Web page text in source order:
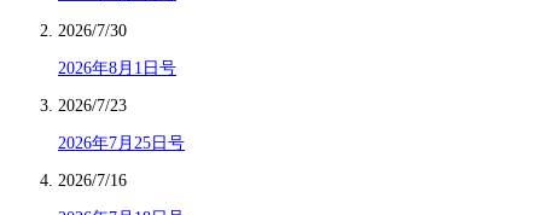
2026/7/30
2026年8月1日号
2026/7/23
2026年7月25日号
2026/7/16